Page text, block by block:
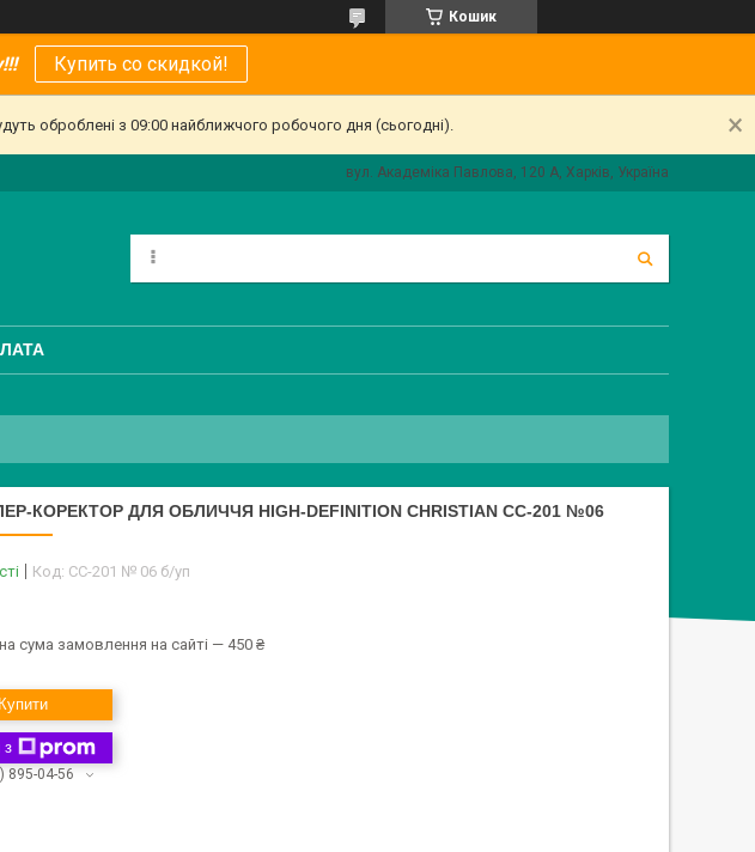
Кошик
Купить со скидкой!
оброблені з 09:00 найближчого робочого дня (сьогодні).
вул. Академіка Павлова, 120 А, Харків, Україна
КОРЕКТОР ДЛЯ ОБЛИЧЧЯ HIGH-DEFINITION CHRISTIAN CC-201 №06
Код: CC-201 № 06 б/уп
сума замовлення на сайті — 450 ₴
Купити
з
895-04-56